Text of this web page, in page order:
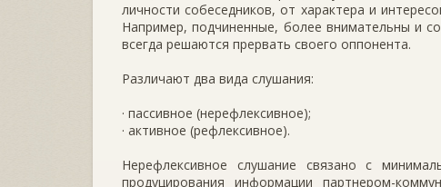
личности собеседников, от характера и
Например, подчиненные, более внимательны и
всегда решаются прервать своего оппонента.
Различают два вида слушания:
· пассивное (нерефлексивное);
· активное (рефлексивное).
Нерефлексивное слушание связано с
продуцирования информации партнером-